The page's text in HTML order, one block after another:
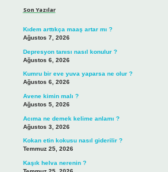
Son Yazılar
Kıdem arttıkça maaş artar mı ?
Ağustos 7, 2026
Depresyon tanısı nasıl konulur ?
Ağustos 6, 2026
Kumru bir eve yuva yaparsa ne olur ?
Ağustos 6, 2026
Avene kimin malı ?
Ağustos 5, 2026
Acıma ne demek kelime anlamı ?
Ağustos 3, 2026
Kokan etin kokusu nasıl giderilir ?
Temmuz 25, 2026
Kaşık helva nerenin ?